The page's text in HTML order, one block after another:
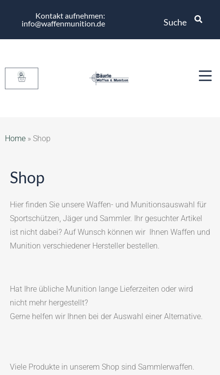
Kontakt aufnehmen:
info@waffenmunition.de
Suche
0
Home » Shop
Shop
Hier finden Sie unsere Waffen- und Munitionsauswahl für
Sportschützen, Jäger und Sammler. Ihr gesuchter Artikel
ist nicht dabei? Auf Wunsch können wir Ihnen Waffen und
Munition verschiedener Hersteller bestellen.
Hat Ihre übliche Munition lange Lieferzeiten oder wird
nicht mehr hergestellt?
Gerne helfen wir Ihnen bei der Auswahl einer Alternative.
Viele Produkte in unserem Shop sind Sammlerwaffen.